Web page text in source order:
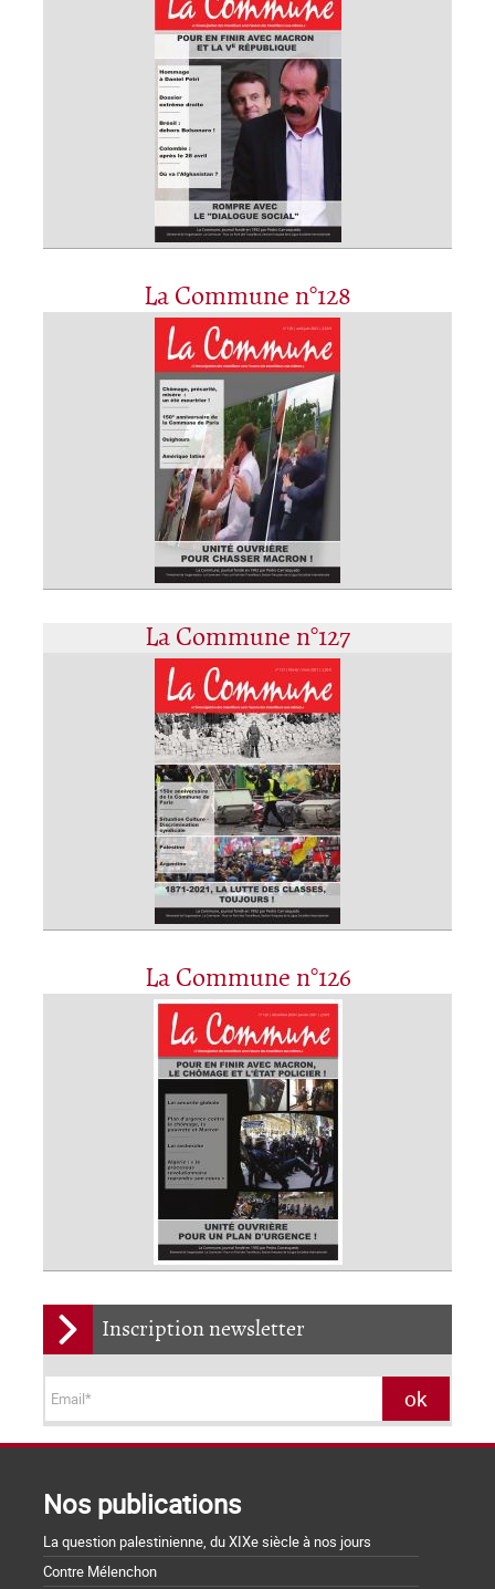
La Commune n°128
La Commune n°127
La Commune n°126
Inscription newsletter
Nos publications
La question palestinienne, du XIXe siècle à nos jours
Contre Mélenchon